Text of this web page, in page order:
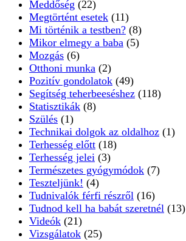
Meddőség (22)
Megtörtént esetek (11)
Mi történik a testben? (8)
Mikor elmegy a baba (5)
Mozgás (6)
Otthoni munka (2)
Pozitív gondolatok (49)
Segítség teherbeeséshez (118)
Statisztikák (8)
Szülés (1)
Technikai dolgok az oldalhoz (1)
Terhesség előtt (18)
Terhesség jelei (3)
Természetes gyógymódok (7)
Teszteljünk! (4)
Tudnivalók férfi részről (16)
Tudnod kell ha babát szeretnél (13)
Videók (21)
Vizsgálatok (25)